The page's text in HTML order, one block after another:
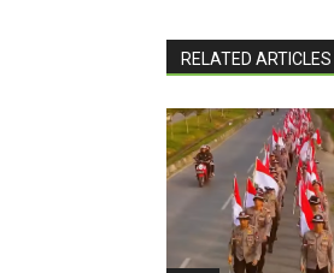
RELATED ARTICLES